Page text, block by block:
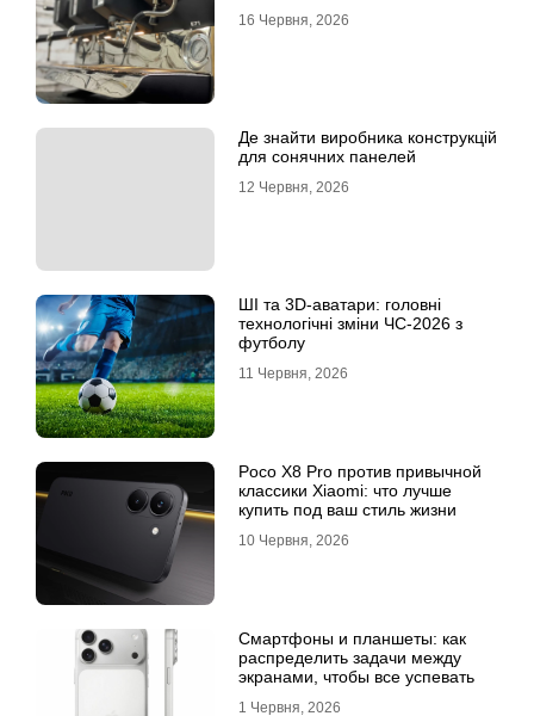
16 Червня, 2026
Де знайти виробника конструкцій
для сонячних панелей
12 Червня, 2026
ШІ та 3D-аватари: головні
технологічні зміни ЧС-2026 з
футболу
11 Червня, 2026
Poco X8 Pro против привычной
классики Xiaomi: что лучше
купить под ваш стиль жизни
10 Червня, 2026
Смартфоны и планшеты: как
распределить задачи между
экранами, чтобы все успевать
1 Червня, 2026